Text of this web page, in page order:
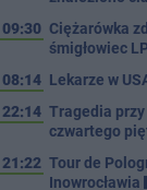
09:30 Ciężarówka
śmigłowiec
08:14 Lekarze w
22:14 Tragedia przy
czwartego
21:22 Tour de
Inowrocławia